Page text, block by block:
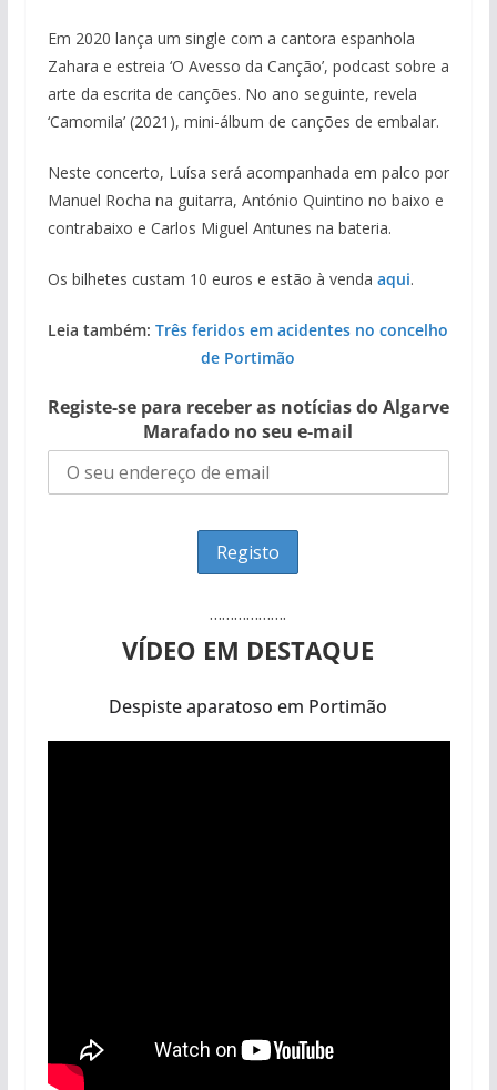
Em 2020 lança um single com a cantora espanhola
Zahara e estreia ‘O Avesso da Canção’, podcast sobre a
arte da escrita de canções. No ano seguinte, revela
‘Camomila’ (2021), mini-álbum de canções de embalar.
Neste concerto, Luísa será acompanhada em palco por
Manuel Rocha na guitarra, António Quintino no baixo e
contrabaixo e Carlos Miguel Antunes na bateria.
Os bilhetes custam 10 euros e estão à venda aqui.
Leia também:Três feridos em acidentes no concelho
de Portimão
Registe-se para receber as notícias do Algarve
Marafado no seu e-mail
……………….
VÍDEO EM DESTAQUE
Despiste aparatoso em Portimão